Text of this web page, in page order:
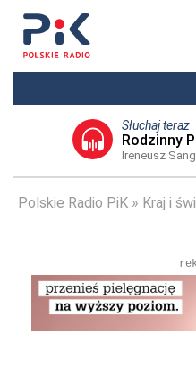
Słuchaj teraz
Rodzinny
Ireneusz
Polskie Radio PiK Kraj i